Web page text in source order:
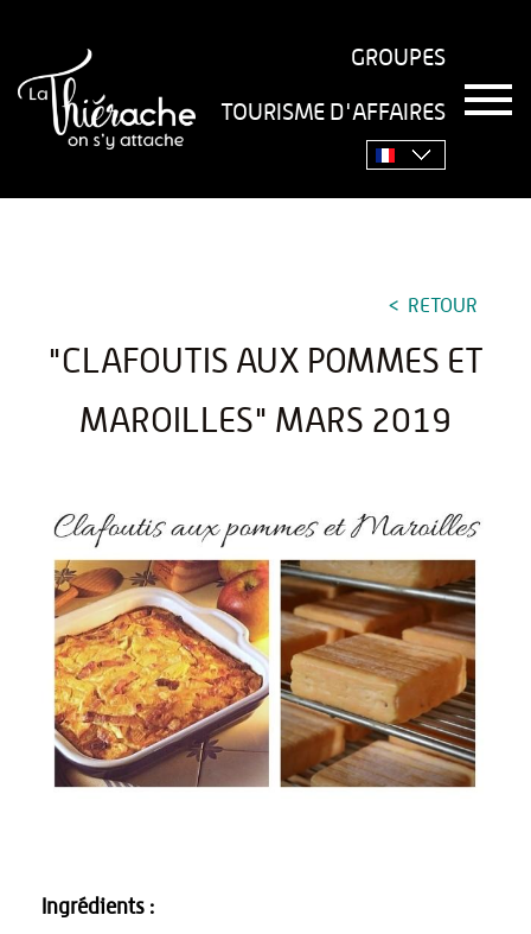
GROUPES
TOURISME D'AFFAIRES
T
o
Accueil› Séjourner Recettes›
"Clafoutis aux pommes et maroilles" mars 2019
RETOUR
"CLAFOUTIS AUX POMMES ET
MAROILLES" MARS 2019
Ingrédients :